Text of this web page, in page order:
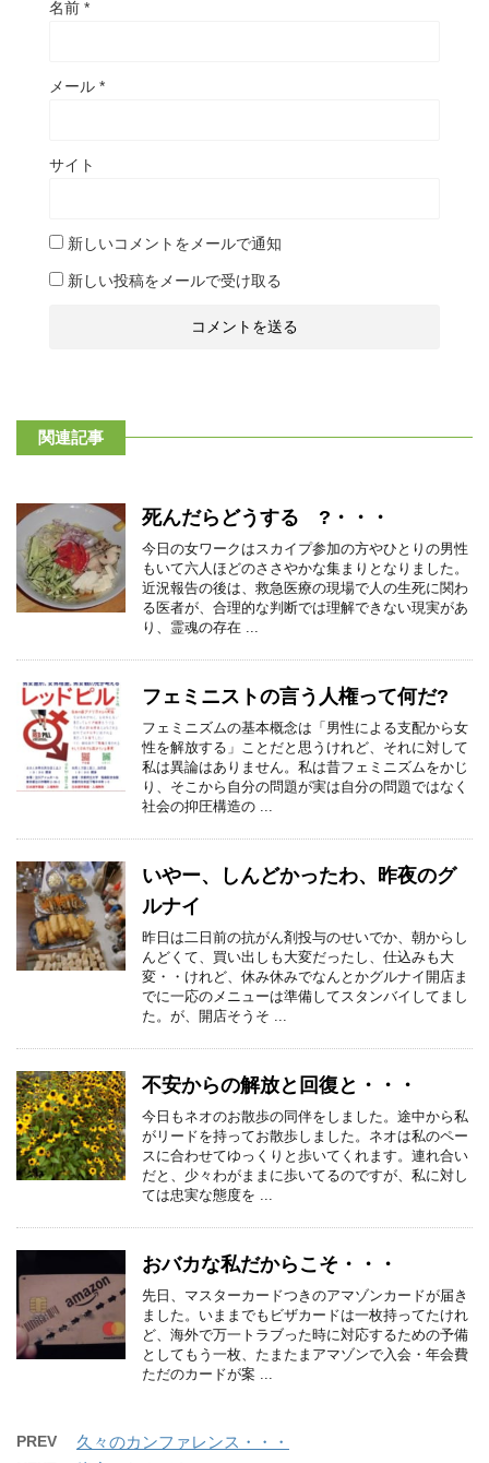
名前 *
メール *
サイト
新しいコメントをメールで通知
新しい投稿をメールで受け取る
関連記事
死んだらどうする ?・・・
今日の女ワークはスカイプ参加の方やひとりの男性
もいて六人ほどのささやかな集まりとなりました。
近況報告の後は、救急医療の現場で人の生死に関わ
る医者が、合理的な判断では理解できない現実があ
り、霊魂の存在 ...
フェミニストの言う人権って何だ?
フェミニズムの基本概念は「男性による支配から女
性を解放する」ことだと思うけれど、それに対して
私は異論はありません。私は昔フェミニズムをかじ
り、そこから自分の問題が実は自分の問題ではなく
社会の抑圧構造の ...
いやー、しんどかったわ、昨夜のグ
ルナイ
昨日は二日前の抗がん剤投与のせいでか、朝からし
んどくて、買い出しも大変だったし、仕込みも大
変・・けれど、休み休みでなんとかグルナイ開店ま
でに一応のメニューは準備してスタンバイしてまし
た。が、開店そうそ ...
不安からの解放と回復と・・・
今日もネオのお散歩の同伴をしました。途中から私
がリードを持ってお散歩しました。ネオは私のペー
スに合わせてゆっくりと歩いてくれます。連れ合い
だと、少々わがままに歩いてるのですが、私に対し
ては忠実な態度を ...
おバカな私だからこそ・・・
先日、マスターカードつきのアマゾンカードが届き
ました。いままでもビザカードは一枚持ってたけれ
ど、海外で万一トラブった時に対応するための予備
としてもう一枚、たまたまアマゾンで入会・年会費
ただのカードが案 ...
PREV 久々のカンファレンス・・・